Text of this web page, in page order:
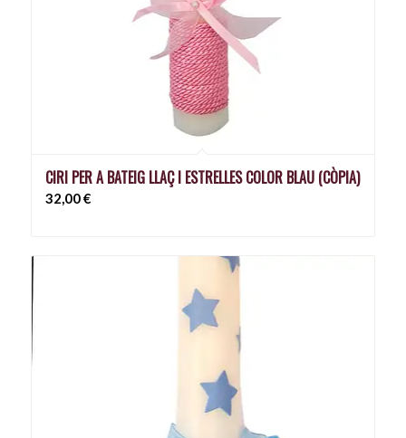
CIRI PER A BATEIG LLAÇ I ESTRELLES COLOR BLAU (CÒPIA)
32,00€